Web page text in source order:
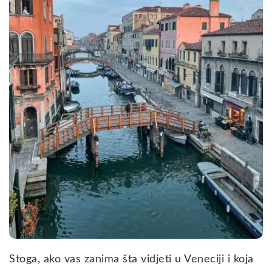
Stoga, ako vas zanima šta vidjeti u Veneciji i koja